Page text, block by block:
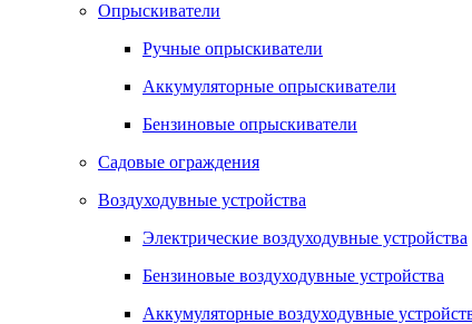
Опрыскиватели
Ручные опрыскиватели
Аккумуляторные опрыскиватели
Бензиновые опрыскиватели
Садовые ограждения
Воздуходувные устройства
Электрические воздуходувные устройства
Бензиновые воздуходувные устройства
Аккумуляторные воздуходувные